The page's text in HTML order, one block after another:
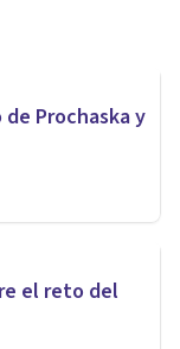
Prochaska y
el reto del